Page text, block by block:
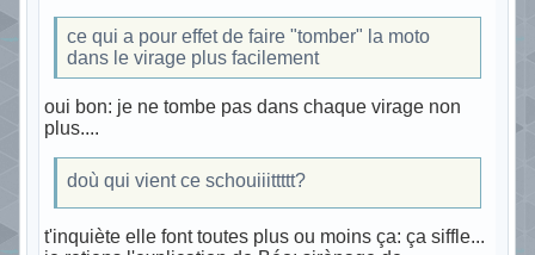
ce qui a pour effet de faire "tomber" la moto
dans le virage plus facilement
oui bon: je ne tombe pas dans chaque virage non
plus....
doù qui vient ce schouiiittttt?
t'inquiète elle font toutes plus ou moins ça: ça siffle...